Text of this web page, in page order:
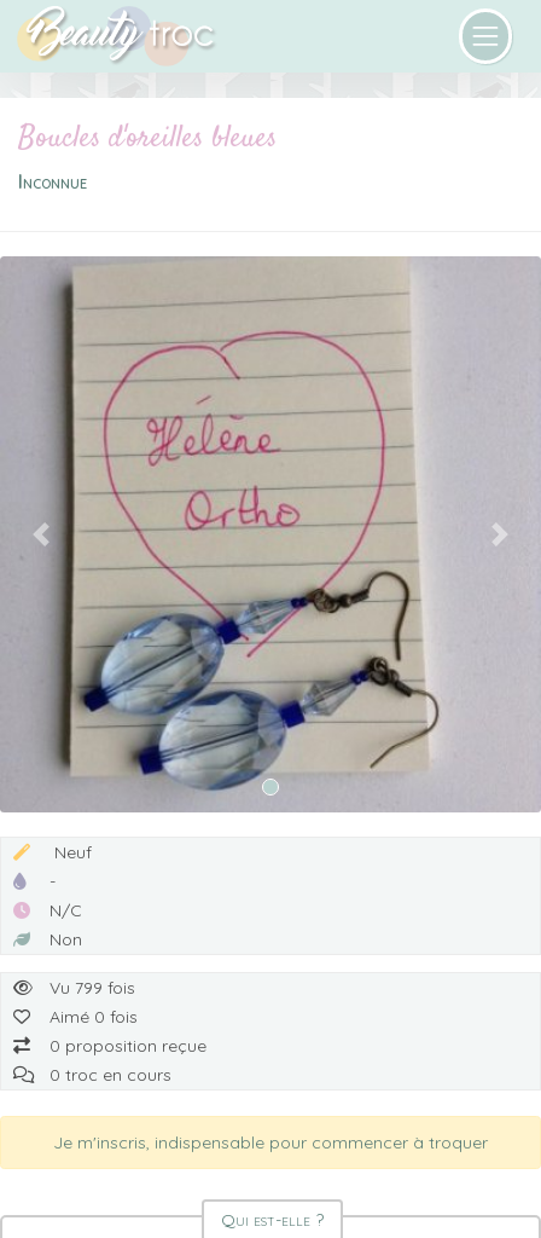
Boucles d'oreilles bleues
Inconnue
Previous Next
Neuf
-
N/C
Non
Vu 799 fois
Aimé 0 fois
0 proposition reçue
0 troc en cours
Je m'inscris, indispensable pour commencer à troquer
Qui est-elle ?